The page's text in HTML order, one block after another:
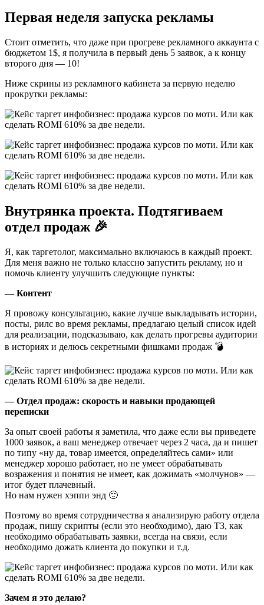
Первая неделя запуска рекламы
Стоит отметить, что даже при прогреве рекламного аккаунта с
бюджетом 1$, я получила в первый день 5 заявок, а к концу
второго дня — 10!
Ниже скрины из рекламного кабинета за первую неделю
прокрутки рекламы:
Внутрянка проекта. Подтягиваем
отдел продаж 🎉
Я, как таргетолог, максимально включаюсь в каждый проект.
Для меня важно не только классно запустить рекламу, но и
помочь клиенту улучшить следующие пункты:
— Контент
Я провожу консультацию, какие лучше выкладывать истории,
посты, рилс во время рекламы, предлагаю целый список идей
для реализации, подсказываю, как делать прогревы аудитории
в историях и делюсь секретными фишками продаж 💣
— Отдел продаж: скорость и навыки продающей
переписки
За опыт своей работы я заметила, что даже если вы приведете
1000 заявок, а ваш менеджер отвечает через 2 часа, да и пишет
по типу «ну да, товар имеется, определяйтесь сами» или
менеджер хорошо работает, но не умеет обрабатывать
возражения и понятия не имеет, как дожимать «молчунов» —
итог будет плачевный.
Но нам нужен хэппи энд 🙂
Поэтому во время сотрудничества я анализирую работу отдела
продаж, пишу скрипты (если это необходимо), даю ТЗ, как
необходимо обрабатывать заявки, всегда на связи, если
необходимо дожать клиента до покупки и т.д.
Зачем я это делаю?